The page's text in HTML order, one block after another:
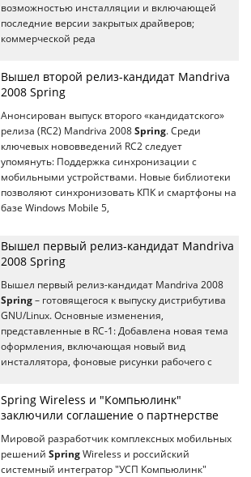
возможностью инсталляции и включающей
последние версии закрытых драйверов;
коммерческой реда
Вышел второй релиз-кандидат Mandriva
2008 Spring
Анонсирован выпуск второго «кандидатского»
релиза (RC2) Mandriva 2008 Spring. Среди
ключевых нововведений RC2 следует
упомянуть: Поддержка синхронизации с
мобильными устройствами. Новые библиотеки
позволяют синхронизовать КПК и смартфоны на
базе Windows Mobile 5,
Вышел первый релиз-кандидат Mandriva
2008 Spring
Вышел первый релиз-кандидат Mandriva 2008
Spring – готовящегося к выпуску дистрибутива
GNU/Linux. Основные изменения,
представленные в RC-1: Добавлена новая тема
оформления, включающая новый вид
инсталлятора, фоновые рисунки рабочего с
Spring Wireless и "Компьюлинк"
заключили соглашение о партнерстве
Мировой разработчик комплексных мобильных
решений Spring Wireless и российский
системный интегратор "УСП Компьюлинк"